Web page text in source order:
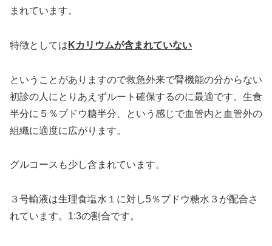
まれています。
特徴としては Kカリウムが含まれていない
ということがありますので救急外来で腎機能の分からない
初診の人にとりあえずルート確保するのに最適です。生食
半分に５％ブドウ糖半分、という感じで血管内と血管外の
組織に適度に広がります。
グルコースも少し含まれています。
３号輸液は生理食塩水１に対し5％ブドウ糖水３が配合さ
れています。1:3の割合です。